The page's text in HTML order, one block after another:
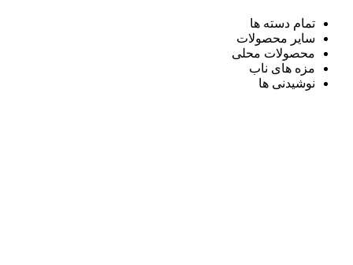
تمام دسته ها
سایر محصولات
محصولات محلی
مزه های ناب
نوشیدنی ها